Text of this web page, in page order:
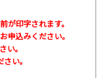
印字されます。
申込みください。
い。
い。